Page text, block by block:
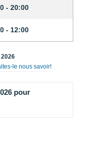
- 20:00
- 12:00
le nous savoir!
pour